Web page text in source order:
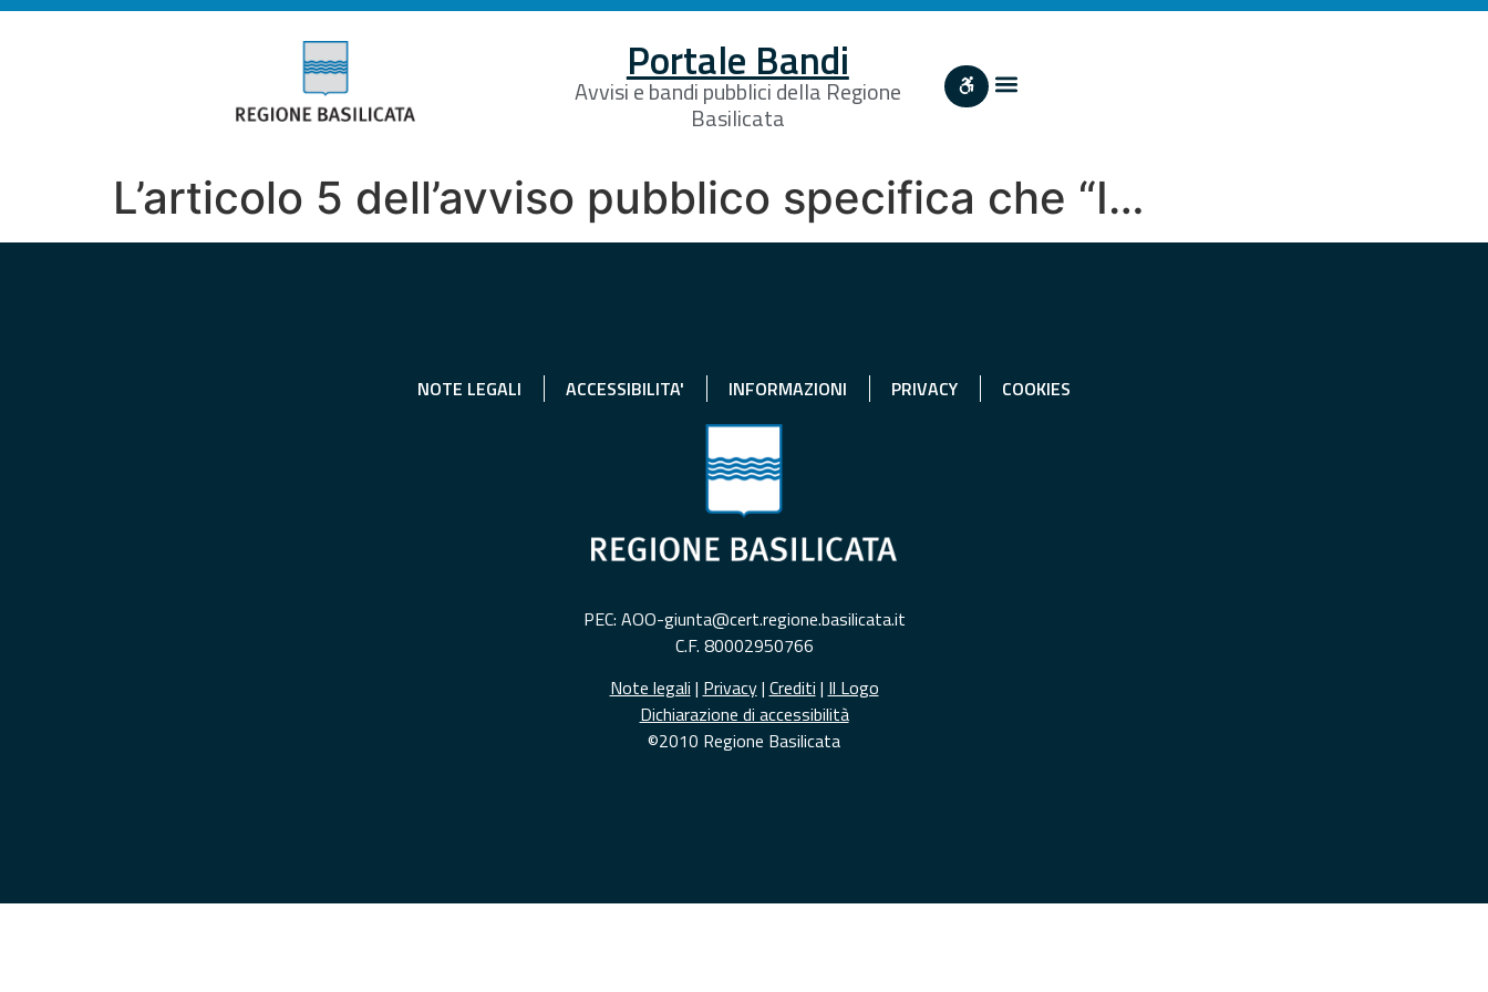
Portale Bandi
Avvisi e bandi pubblici della Regione
Basilicata
L’articolo 5 dell’avviso pubblico specifica che “I…
NOTE LEGALI ACCESSIBILITA' INFORMAZIONI PRIVACY COOKIES
PEC: AOO-giunta@cert.regione.basilicata.it
C.F. 80002950766
Note legali | Privacy| Crediti | Il Logo
Dichiarazione di accessibilità
©2010 Regione Basilicata